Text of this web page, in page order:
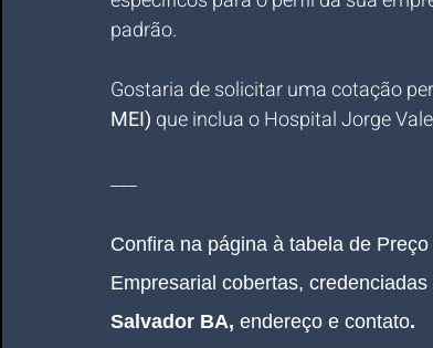
padrão.
Gostaria de solicitar uma cotação
MEI) que inclua o Hospital Jorge
___
Confira na página à tabela de
Empresarial cobertas, credenciadas
Salvador BA, endereço e contato.